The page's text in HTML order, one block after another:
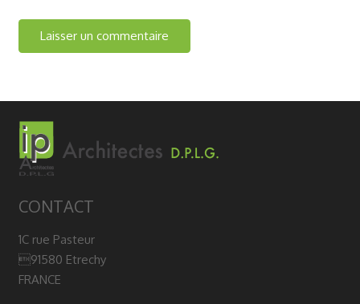
CONTACT
1C rue Pasteur
91580 Etrechy
FRANCE